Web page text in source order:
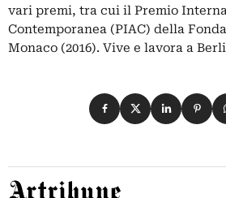
vari premi, tra cui il Premio
Contemporanea (PIAC) della
Monaco (2016). Vive e lavora a
Condividi su
Condividi su X
Condividi
Artribune